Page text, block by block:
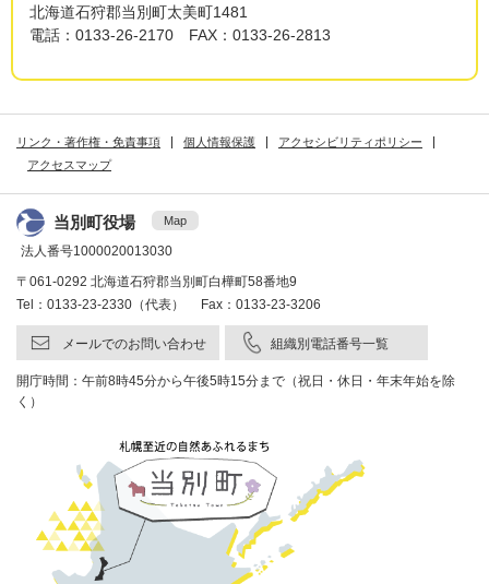
北海道石狩郡当別町太美町1481
電話：0133-26-2170 FAX：0133-26-2813
リンク・著作権・免責事項 個人情報保護
アクセシビリティポリシー
アクセスマップ
当別町役場 Map
法人番号1000020013030
〒061-0292 北海道石狩郡当別町白樺町58番地9
Tel：0133-23-2330（代表） Fax：0133-23-3206
メールでのお問い合わせ 組織別電話番号一覧
開庁時間：午前8時45分から午後5時15分まで（祝日・休日・年末年始を除
く）